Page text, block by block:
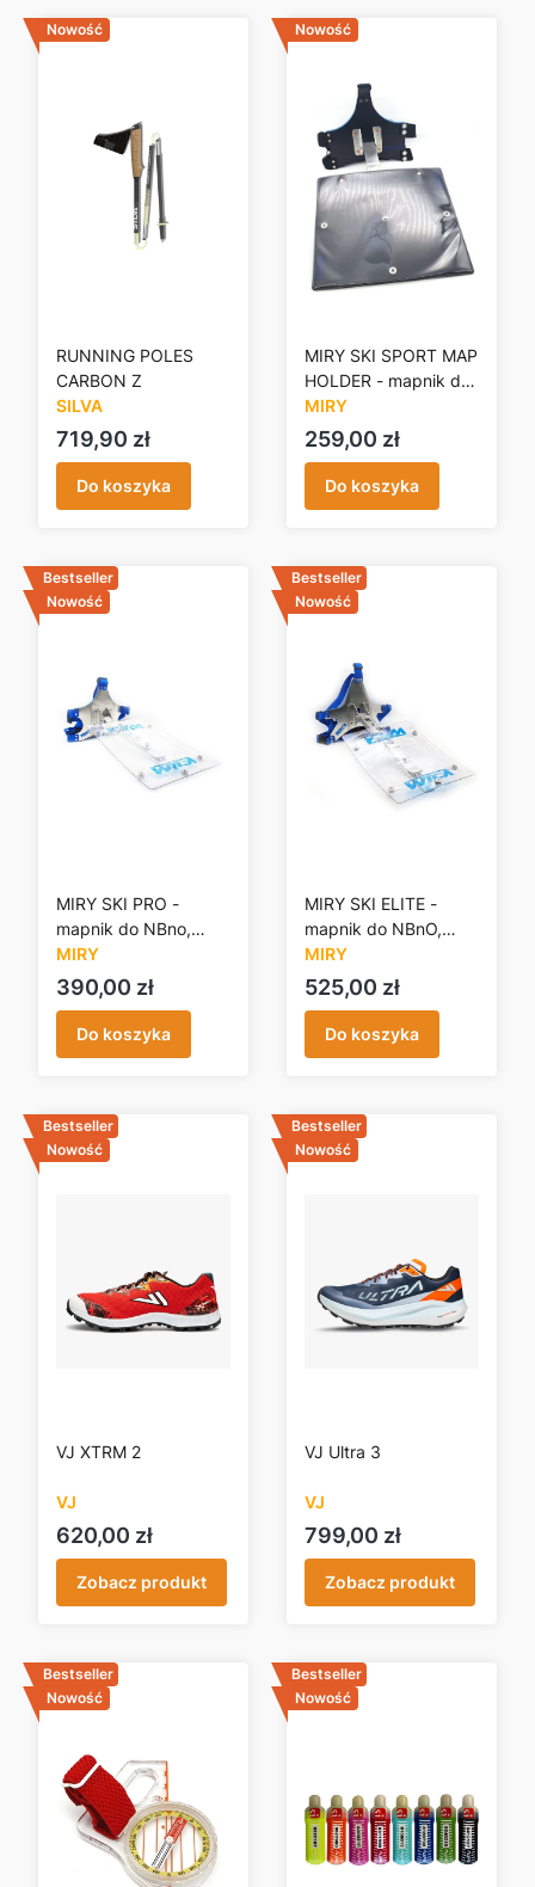
Nowość
RUNNING POLES
CARBON Z
SILVA
Cena
719,90 zł
Do koszyka
Nowość
MIRY SKI SPORT MAP
HOLDER - mapnik do
NBnO, SKIO
MIRY
Cena
259,00 zł
Do koszyka
Bestseller
Nowość
MIRY SKI PRO -
mapnik do NBno,
SKIO
MIRY
Cena
390,00 zł
Do koszyka
Bestseller
Nowość
MIRY SKI ELITE -
mapnik do NBnO,
SKIO
MIRY
Cena
525,00 zł
Do koszyka
Bestseller
Nowość
VJ XTRM 2
VJ
Cena
620,00 zł
Zobacz produkt
Bestseller
Nowość
VJ Ultra 3
VJ
Cena
799,00 zł
Zobacz produkt
Bestseller
Nowość
Bestseller
Nowość